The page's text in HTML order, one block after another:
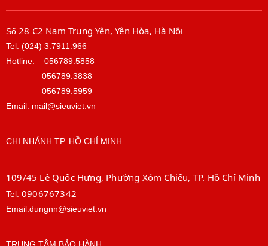
Số 28 C2 Nam Trung Yên, Yên Hòa, Hà Nội
Tel: (024) 3.7911.966
Hotline: 056789.5858
056789.3838
056789.5959
Email: mail@sieuviet.vn
CHI NHÁNH TP. HỒ CHÍ MINH
109/45 Lê Quốc Hưng, Phường Xóm Chiếu, TP. Hồ Chí Minh
Tel: 0906767342
Email:dungnn@sieuviet.vn